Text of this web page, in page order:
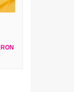
RON